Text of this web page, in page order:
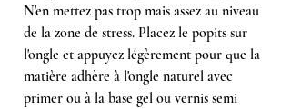
N'en mettez pas trop mais assez au niveau
de la zone de stress. Placez le popits sur
l'ongle et appuyez légèrement pour que la
matière adhère à l'ongle naturel avec
primer ou à la base gel ou vernis semi